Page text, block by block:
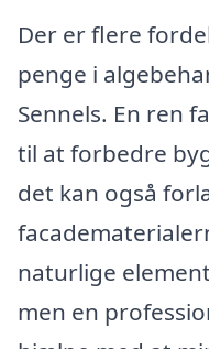
Der er flere
penge i
Sennels. En ren
til at forbedre
det kan også
naturlige
men en